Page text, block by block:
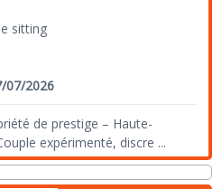
sitting
07/2026
de prestige – Haute-
expérimenté, discre ...